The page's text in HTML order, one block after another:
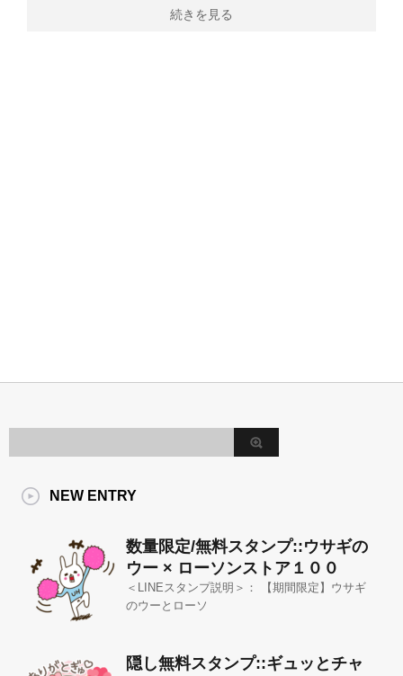
続きを見る
NEW ENTRY
数量限定/無料スタンプ::ウサギの
ウー × ローソンストア１００
＜LINEスタンプ説明＞： 【期間限定】ウサギ
のウーとローソ
隠し無料スタンプ::ギュッとチャ